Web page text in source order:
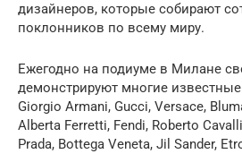
дизайнеров, которые собирают
поклонников по всему миру.
Ежегодно на подиуме в Милане
демонстрируют многие
Giorgio Armani, Gucci, Versace,
Alberta Ferretti, Fendi, Roberto
Prada, Bottega Veneta, Jil Sander,